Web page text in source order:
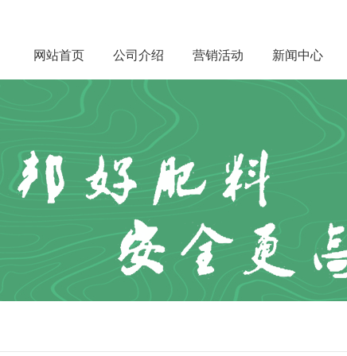
网站首页 公司介绍 营销活动 新闻中心